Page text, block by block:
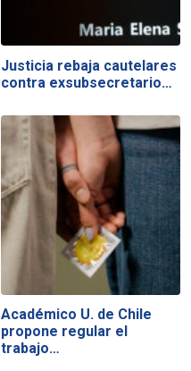
Justicia rebaja cautelares
contra exsubsecretario…
Académico U. de Chile
propone regular el
trabajo…